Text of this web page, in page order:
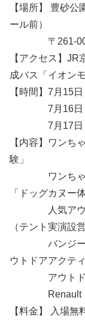
【場所】 豊砂
ール前）
〒261-0024
【アクセス】
成バス「イオン
【時間】7月15
7月16日（
7月17日（月
【内容】ワンち
験」
ワンちゃんと
「ドッグカヌー
人気アウトド
（テント実演設
バンジートラ
ウトドアアクテ
アウトドア
Renault 「
【料金】 入場